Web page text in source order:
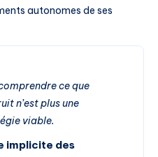
autonomes de ses
ce que
n’est plus une
viable.
implicite des